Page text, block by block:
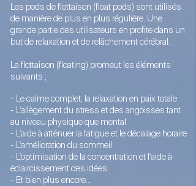
Les pods de flottaison (float pods) sont utilisés
de manière de plus en plus régulière. Une
grande partie des utilisateurs en profite dans un
but de relaxation et de relâchement cérébral.
La flottaison (floating) promeut les éléments
suivants ;
- Le calme complet, la relaxation en paix totale
- L'allègement du stress et des angoisses tant
au niveau physique que mental
- L'aide à atténuer la fatigue et le décalage horaire
- L'amélioration du sommeil
- L'optimisation de la concentration et l'aide à
éclaircissement des idées
- Et bien plus encore...